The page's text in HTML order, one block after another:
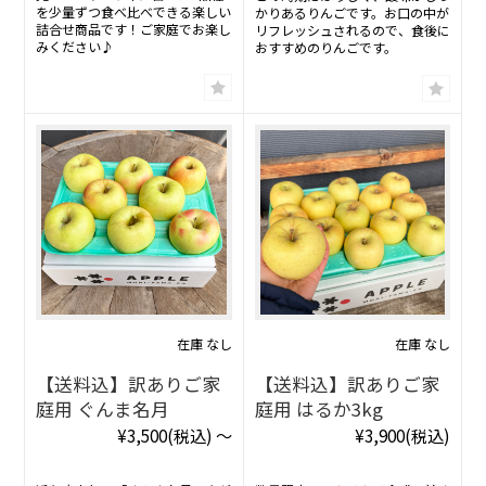
を少量ずつ食べ比べできる楽しい
詰合せ商品です！ご家庭でお楽し
みください♪
かりあるりんごです。お口の中が
リフレッシュされるので、食後に
おすすめのりんごです。
在庫 なし
【送料込】訳ありご家
庭用 ぐんま名月
¥3,500(税込) ～
在庫 なし
【送料込】訳ありご家
庭用 はるか3kg
¥3,900(税込)